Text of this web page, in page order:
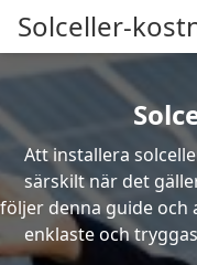
Solceller-
Att installera
särskilt när det
följer denna guide och
enklaste och